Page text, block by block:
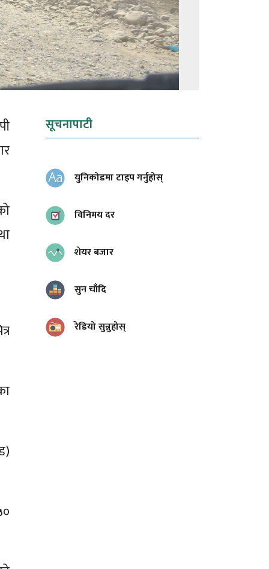
सूचनापाटी
युनिकोडमा टाइप गर्नुहोस्
विनिमय दर
शेयर बजार
सुन चाँदि
रेडियो सुन्नुहोस्